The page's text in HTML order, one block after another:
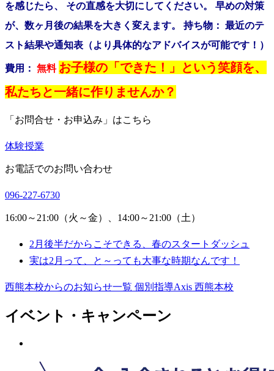
を感じたら、 その直感を大切にしてください。 早めの対策
が、数ヶ月後の結果を大きく変えます。 持ち物： 最近のテ
スト結果や通知表（より具体的なアドバイスが可能です！）
費用： 無料 お子様の「できた！」という笑顔を、
私たちと一緒に作りませんか？
「お問合せ・お申込み」はこちら
体験授業
お電話でのお問い合わせ
096-227-6730
16:00～21:00（火～金）、14:00～21:00（土）
2月後半だからこそできる、春のスタートダッシュ
実は2月って、と～っても大事な時期なんです！
西熊本校からのお知らせ一覧 個別指導Axis 西熊本校
イベント・キャンペーン